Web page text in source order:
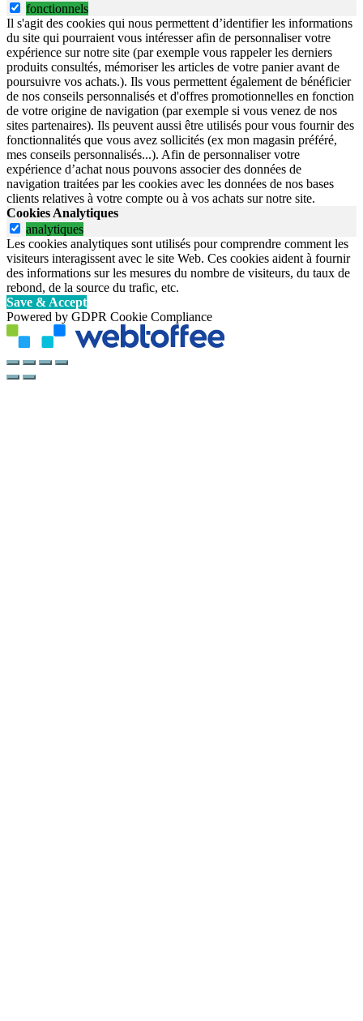
fonctionnels
Il s'agit des cookies qui nous permettent d’identifier les informations
du site qui pourraient vous intéresser afin de personnaliser votre
expérience sur notre site (par exemple vous rappeler les derniers
produits consultés, mémoriser les articles de votre panier avant de
poursuivre vos achats.). Ils vous permettent également de bénéficier
de nos conseils personnalisés et d'offres promotionnelles en fonction
de votre origine de navigation (par exemple si vous venez de nos
sites partenaires). Ils peuvent aussi être utilisés pour vous fournir des
fonctionnalités que vous avez sollicités (ex mon magasin préféré,
mes conseils personnalisés...). Afin de personnaliser votre
expérience d’achat nous pouvons associer des données de
navigation traitées par les cookies avec les données de nos bases
clients relatives à votre compte ou à vos achats sur notre site.
Cookies Analytiques
analytiques
Les cookies analytiques sont utilisés pour comprendre comment les
visiteurs interagissent avec le site Web. Ces cookies aident à fournir
des informations sur les mesures du nombre de visiteurs, du taux de
rebond, de la source du trafic, etc.
Save & Accept
Powered by GDPR Cookie Compliance